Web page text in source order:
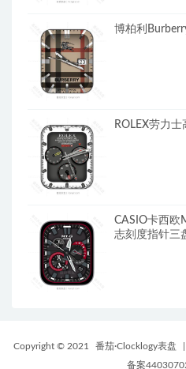
博柏利
ROLEX劳力
CASIO卡西欧
志刻度指针三
Copyright © 2021 番茄·Clocklogy表盘
备案